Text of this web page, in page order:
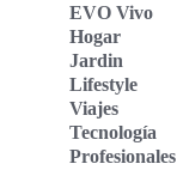
EVO Vivo
Hogar
Jardin
Lifestyle
Viajes
Tecnología
Profesionales